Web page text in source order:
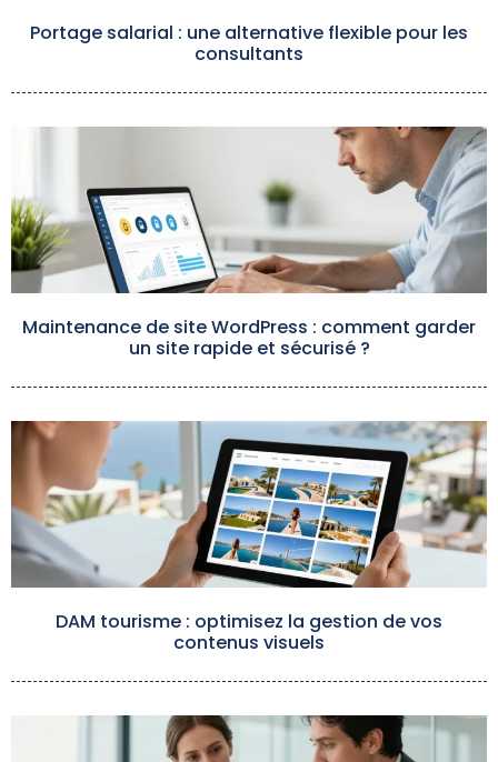
Portage salarial : une alternative flexible pour les
consultants
Maintenance de site WordPress : comment garder
un site rapide et sécurisé ?
DAM tourisme : optimisez la gestion de vos
contenus visuels